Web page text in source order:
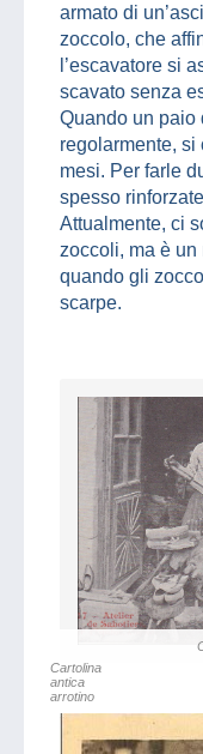
armato di
zoccolo, che
l’escavatore si
scavato senza
Quando un paio
regolarmente,
mesi. Per farle
spesso
Attualmente, ci
zoccoli, ma è un
quando gli
scarpe.
Cartolina
antica
arrotino